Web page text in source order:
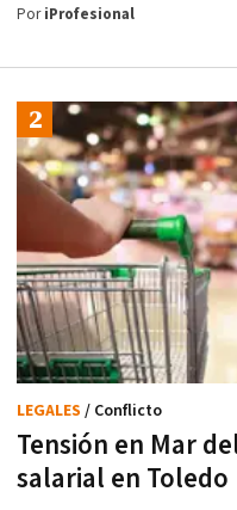
PoriProfesional
Tensión en Mar
salarial en Toledo
LEGALES / Conflicto